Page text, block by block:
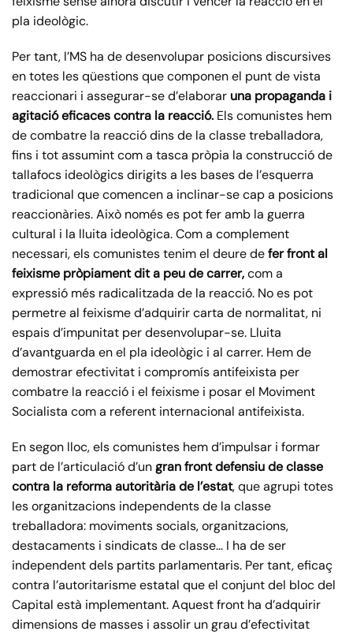
pla ideològic.
Per tant, l’MS ha de desenvolupar posicions discursives
en totes les qüestions que componen el punt de vista
reaccionari i assegurar-se d’elaborar una propaganda i
agitació eficacescontra la reacció. Els comunistes hem
de combatre la reacció dins de la classe treballadora,
fins i tot assumint com a tasca pròpia la construcció de
tallafocs ideològics dirigits a les bases de l’esquerra
tradicional que comencen a inclinar-se cap a posicions
reaccionàries. Això només es pot fer amb la guerra
cultural i la lluita ideològica. Com a complement
necessari, els comunistes tenim el deure defer front al
feixisme pròpiament dit a peu de carrer,com a
expressió més radicalitzada de la reacció. No es pot
permetre al feixisme d’adquirir carta de normalitat, ni
espais d’impunitat per desenvolupar-se. Lluita
d’avantguarda en el pla ideològic i al carrer. Hem de
demostrar efectivitat i compromís antifeixista per
combatre la reacció i el feixisme i posar el Moviment
Socialista com a referent internacional antifeixista.
En segon lloc, els comunistes hem d’impulsar i formar
part de l’articulació d’ungran front defensiu de classe
contra la reforma autoritària de l’estat, que agrupi totes
les organitzacions independents de la classe
treballadora: moviments socials, organitzacions,
destacaments i sindicats de classe… I ha de ser
independent dels partits parlamentaris. Per tant, eficaç
contra l’autoritarisme estatal que el conjunt del bloc del
Capital està implementant. Aquest front ha d’adquirir
dimensions de masses i assolir un grau d’efectivitat